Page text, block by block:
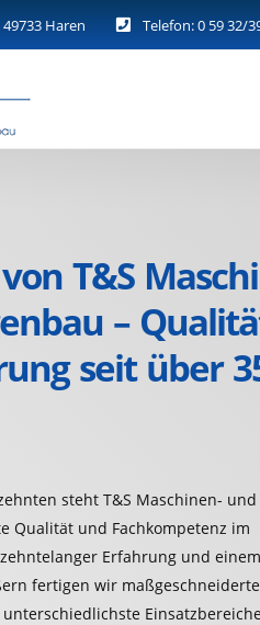
Haren Telefon: 0 59 32/
T&S
–
seit über
steht T&S Maschinen- und
Qualität und Fachkompetenz im
Erfahrung und
fertigen wir maßgeschneiderte